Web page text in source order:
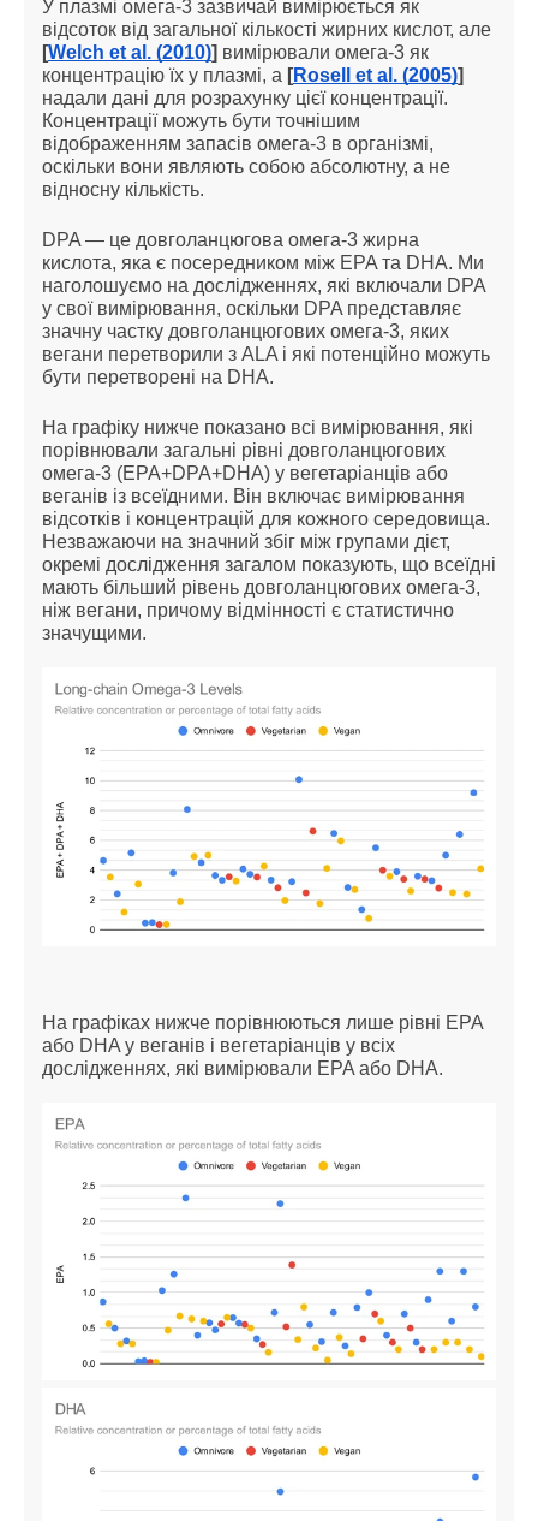
У плазмі омега-3 зазвичай вимірюється як
відсоток від загальної кількості жирних кислот, але
[Welch et al. (2010)] вимірювали омега-3 як
концентрацію їх у плазмі, а [Rosell et al. (2005)]
надали дані для розрахунку цієї концентрації.
Концентрації можуть бути точнішим
відображенням запасів омега-3 в організмі,
оскільки вони являють собою абсолютну, а не
відносну кількість.
DPA — це довголанцюгова омега-3 жирна
кислота, яка є посередником між EPA та DHA. Ми
наголошуємо на дослідженнях, які включали DPA
у свої вимірювання, оскільки DPA представляє
значну частку довголанцюгових омега-3, яких
вегани перетворили з ALA і які потенційно можуть
бути перетворені на DHA.
На графіку нижче показано всі вимірювання, які
порівнювали загальні рівні довголанцюгових
омега-3 (EPA+DPA+DHA) у вегетаріанців або
веганів із всеїдними. Він включає вимірювання
відсотків і концентрацій для кожного середовища.
Незважаючи на значний збіг між групами дієт,
окремі дослідження загалом показують, що всеїдні
мають більший рівень довголанцюгових омега-3,
ніж вегани, причому відмінності є статистично
значущими.
На графіках нижче порівнюються лише рівні EPA
або DHA у веганів і вегетаріанців у всіх
дослідженнях, які вимірювали EPA або DHA.